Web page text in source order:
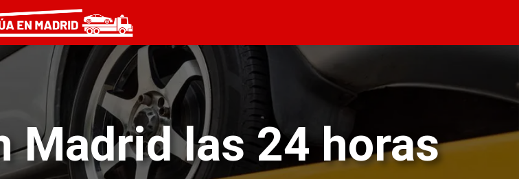
Madrid las 24 horas